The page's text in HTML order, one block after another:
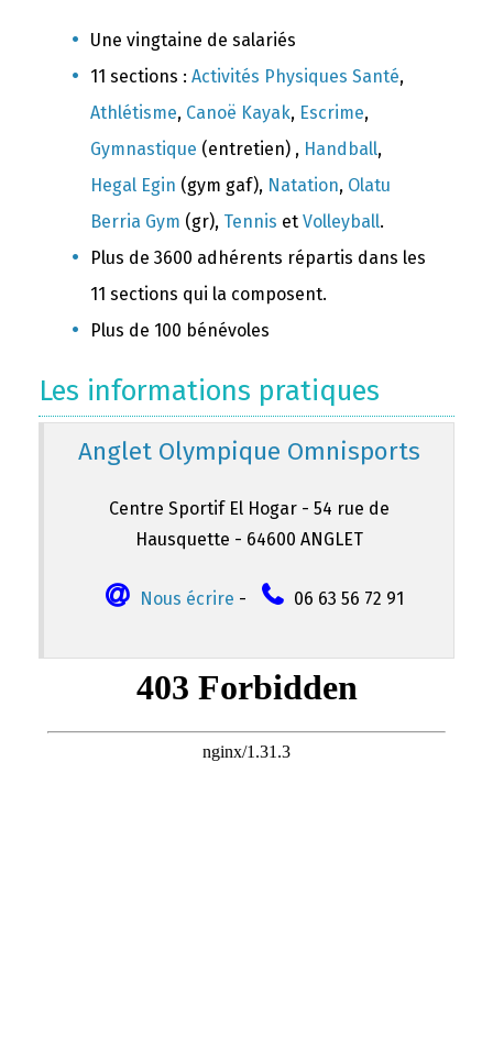
Une vingtaine de salariés
11 sections : Activités Physiques Santé,
Athlétisme, Canoë Kayak, Escrime,
Gymnastique (entretien) , Handball,
Hegal Egin (gym gaf), Natation, Olatu
Berria Gym (gr), Tennis et Volleyball.
Plus de 3600 adhérents répartis dans les
11 sections qui la composent.
Plus de 100 bénévoles
Les informations pratiques
Anglet Olympique Omnisports
Centre Sportif El Hogar - 54 rue de
Hausquette - 64600 ANGLET
Nous écrire - 06 63 56 72 91